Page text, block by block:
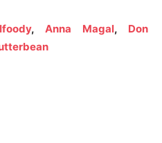
,Anna Magal, Don